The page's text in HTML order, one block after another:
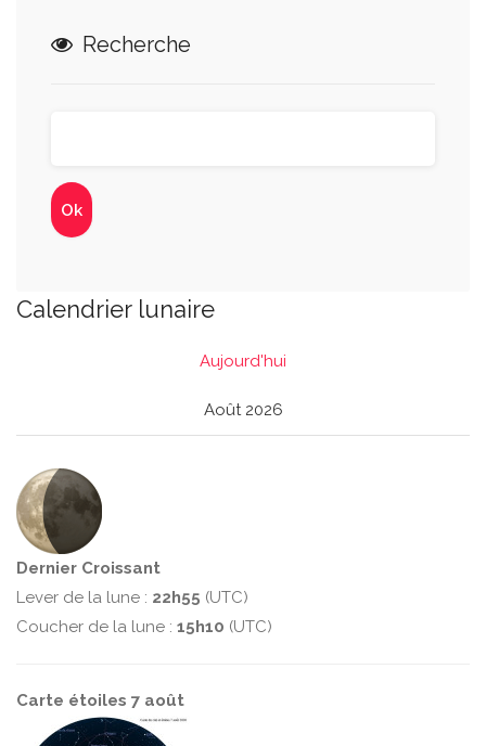
Recherche
Calendrier lunaire
Aujourd'hui
Août 2026
Dernier Croissant
Lever de la lune : 22h55 (UTC)
Coucher de la lune : 15h10 (UTC)
Carte étoiles 7 août